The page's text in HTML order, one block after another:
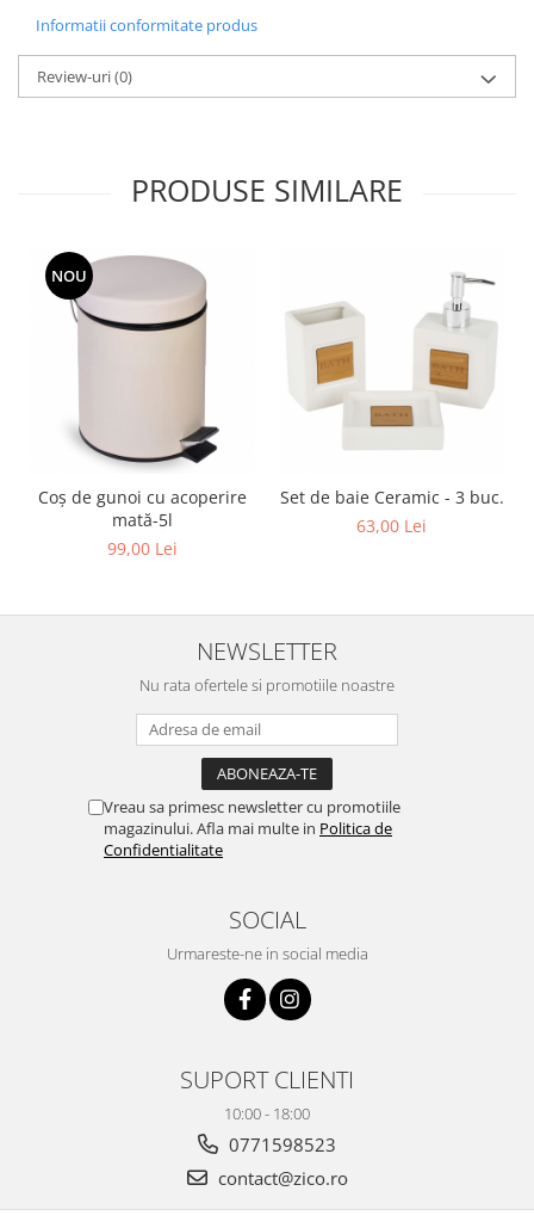
Informatii conformitate produs
Review-uri(0)
PRODUSE SIMILARE
NOU
Coș de gunoi cu acoperire
mată-5l
99,00 Lei
Set de baie Ceramic - 3 buc.
63,00 Lei
NEWSLETTER
Nu rata ofertele si promotiile noastre
Vreau sa primesc newsletter cu promotiile
magazinului. Afla mai multe in Politica de
Confidentialitate
SOCIAL
Urmareste-ne in social media
SUPORT CLIENTI
10:00 - 18:00
0771598523
contact@zico.ro